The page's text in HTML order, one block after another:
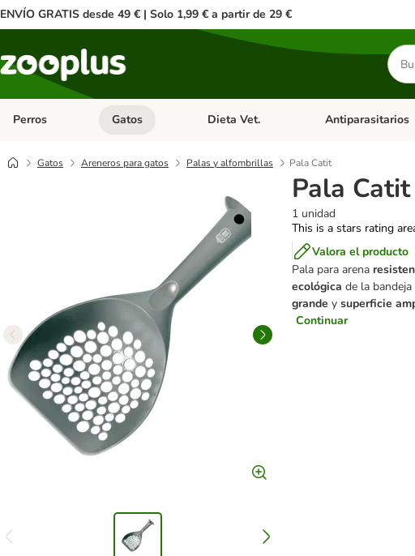
ENVÍO GRATIS desde 49 € | Solo 1,99 € a partir de 29 €
Buscar
Perros Menú de categoria abierto: Perros
Gatos Menú de categoria abierto: Gatos
Dieta Vet. Menú de categoria
Antiparasitarios
Gatos Areneros para gatos Palas y alfombrillas Pala Catit
Pala Catit
1 unidad
This is a stars rating
Valora el producto
Pala para arena
ecológica de la
grande y superficie
Continuar